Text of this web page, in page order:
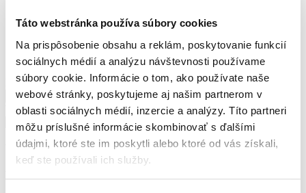
Táto webstránka používa súbory cookies
Na prispôsobenie obsahu a reklám, poskytovanie funkcií
sociálnych médií a analýzu návštevnosti používame
súbory cookie. Informácie o tom, ako používate naše
webové stránky, poskytujeme aj našim partnerom v
oblasti sociálnych médií, inzercie a analýzy. Títo partneri
môžu príslušné informácie skombinovať s ďalšími
údajmi, ktoré ste im poskytli alebo ktoré od vás získali,
keď ste používali ich služby.
Kraj
Krajina
Dátum narodenia(Povinné)
DD
bodka
MM
bodka
RRRR
Vaše najvyššie dosiahnuté vzdelanie(Povinné)
Vaše pracovné skúsenosti